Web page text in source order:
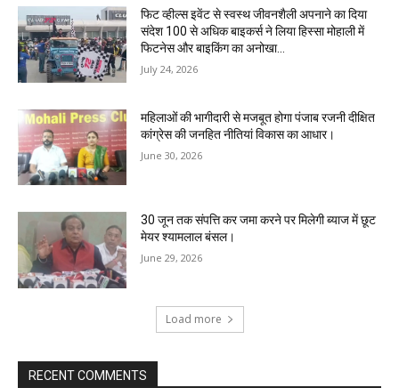
फिट व्हील्स इवेंट से स्वस्थ जीवनशैली अपनाने का दिया
संदेश 100 से अधिक बाइकर्स ने लिया हिस्सा मोहाली में
फिटनेस और बाइकिंग का अनोखा...
July 24, 2026
महिलाओं की भागीदारी से मजबूत होगा पंजाब रजनी दीक्षित
कांग्रेस की जनहित नीतियां विकास का आधार।
June 30, 2026
30 जून तक संपत्ति कर जमा करने पर मिलेगी ब्याज में छूट
मेयर श्यामलाल बंसल।
June 29, 2026
Load more
RECENT COMMENTS